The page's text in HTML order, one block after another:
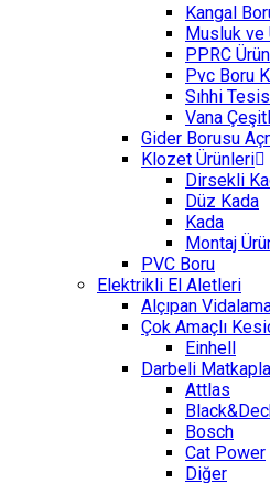
Kangal
Musluk ve
PPRC
Pvc Boru
Sıhhi
Vana
Gider Borusu
Klozet Ürünleri
Dirsekli
Düz Kada
Kada
Montaj
PVC Boru
Elektrikli El Aletleri
Alçıpan
Çok Amaçlı
Einhell
Darbeli
Attlas
Bosch
Cat Power
Diğer